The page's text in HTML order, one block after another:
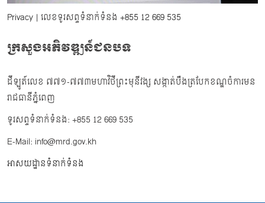
Privacy | លេខទូរសព្ទទំនាក់ទំនង +855 12 669 535
ក្រសួងអភិវឌ្ឍន៍ជនបទ
ដីឡូត៍លេខ ៧៧១-៧៧៣មហាវិថីព្រះមុនីវង្ស សង្កាត់បឹងត្របែកខណ្ឌចំការមន
រាជធានីភ្នំពេញ
ទូរសព្ទទំនាក់ទំនង: +855 12 669 535
E-Mail: info@mrd.gov.kh
អាសយដ្ឋានទំនាក់ទំនង